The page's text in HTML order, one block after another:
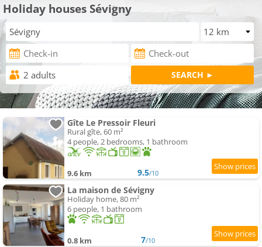
Holiday houses Sévigny
Gîte Le Pressoir Fleuri
Rural gîte, 60 m²
4 people, 2 bedrooms, 1 bathroom
9.6 km 9.5/10
La maison de Sévigny
Holiday home, 80 m²
6 people, 1 bathroom
0.8 km 7/10